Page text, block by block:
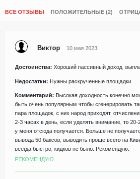
ВСЕ ОТЗЫВЫ ПОЛОЖИТЕЛЬНЫЕ (2)
Виктор 10 мая 2023
Достоинства: Хороший пассивный доход,
Недостатки: Нужны раскрученные площадки
Комментарий: Высокая доходность конечно
быть очень популярным чтобы сгенерировать
пара площадок, с них народ приходят,
2-3 часах в день, если уделять внимание, то
у меня отсюда получается. Больше не
вывода 50 баксов, выводить проще всего на
всегда быстро, кидков не было. Рекомендую.
РЕКОМЕНДУЮ